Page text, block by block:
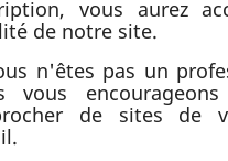
vous aurez
de notre site.
n'êtes pas un
vous
de sites de